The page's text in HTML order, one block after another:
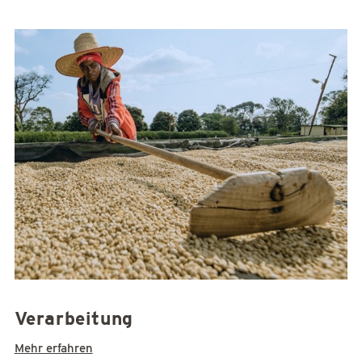
Verarbeitung
Mehr erfahren